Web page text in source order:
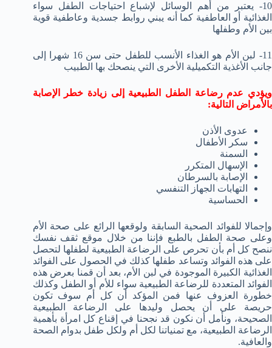
10- يعتبر من أهم الوسائل لإشباع احتياجات الطفل سواء
الغذائية أو العاطفية كما أنه يبني روابط جسدية وعاطفية قوية
بين الأم وطفلها
11- لبن الأم هو الغذاء الأنسب للطفل حتى سن 16 شهرا إلى
جانب الأغذية التكميلية الأخرى التي ينصحك بها الطبيب
ويؤدي عدم رضاعة الطفل الطبيعية إلى زيادة خطر الإصابة
بالأمراض التالية:
عدوى الأذن
سكر الأطفال
السمنة
الإسهال المتكرر
الإصابة بالسرطان
التهابات الجهاز التنفسي
الحساسية
وإجمالا للفوائد الصحية السابقة ولوقعها الرائع على صحة الأم
وعلى صحة الطفل بالطبع فإننا من خلال موقع ثقف نفسك
ننصح كل أم بأن تحرص على الرضاعة الطبيعية لطفلها لتحصل
على هذه الفوائد وتساعد طفلها كذلك في الحصول على الفوائد
الغذائية الكبيرة الموجودة في لبن الأم، بعد أن قمنا بعرض هذه
الفوائد المتعددة للرضاعة الطبيعية سواء للأم أو الطفل وكذلك
خطورة العزوف عنها فمن المؤكد أن كل أم سوف تكون
حريصة على أن يحصل وليدها على الرضاعة الطبيعية
الصحيحة، ونأمل أن نكون قد نجحنا في إقناع كل امرأة بأهمية
الرضاعة الطبيعية، مع تمنياتنا لكل أم ولكل طفل بدوام الصحة
والعافية.